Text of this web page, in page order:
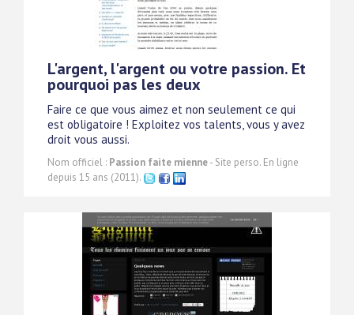
L'argent, l'argent ou votre passion. Et
pourquoi pas les deux
Faire ce que vous aimez et non seulement ce qui
est obligatoire ! Exploitez vos talents, vous y avez
droit vous aussi.
Nom officiel : Passion faite mienne- Site perso. En ligne
depuis 15 ans (2011).